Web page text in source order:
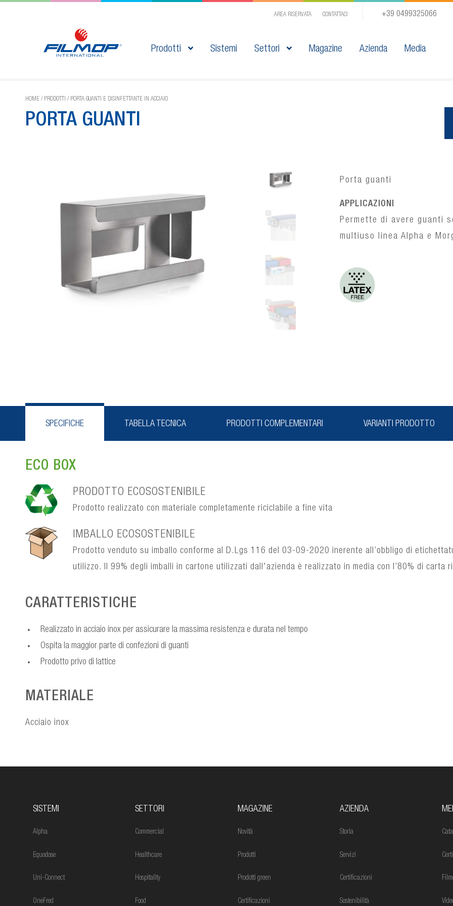
AREA RISERVATA CONTATTACI +39 0499325066
Prodotti Sistemi Settori Magazine Azienda Media
HOME / PRODOTTI / PORTA GUANTI E DISINFETTANTE IN ACCIAIO
PORTA GUANTI
Porta guanti
APPLICAZIONI
Permette di avere guanti
multiuso linea Alpha e
SPECIFICHE TABELLA TECNICA PRODOTTI COMPLEMENTARI VARIANTI PRODOTTO
ECO BOX
PRODOTTO ECOSOSTENIBILE
Prodotto realizzato con materiale completamente riciclabile a fine vita
IMBALLO ECOSOSTENIBILE
Prodotto venduto su imballo conforme al D.Lgs 116 del 03-09-2020 inerente all’obbligo di
utilizzo. Il 99% degli imballi in cartone utilizzati dall'azienda è realizzato in media con l’80% di carta
CARATTERISTICHE
Realizzato in acciaio inox per assicurare la massima resistenza e durata nel tempo
Ospita la maggior parte di confezioni di guanti
Prodotto privo di lattice
MATERIALE
Acciaio inox
SISTEMI
Alpha
Equodose
Uni-Connect
OneFred
SETTORI
Commercial
Healthcare
Hospitality
Food
MAGAZINE
Novità
Prodotti
Prodotti green
Certificazioni
AZIENDA
Storia
Servizi
Certificazioni
Sostenibilità